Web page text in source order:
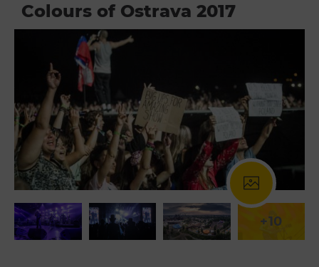
Colours of Ostrava 2017
+10